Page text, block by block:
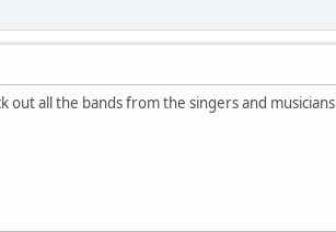
all the bands from the singers and musicians